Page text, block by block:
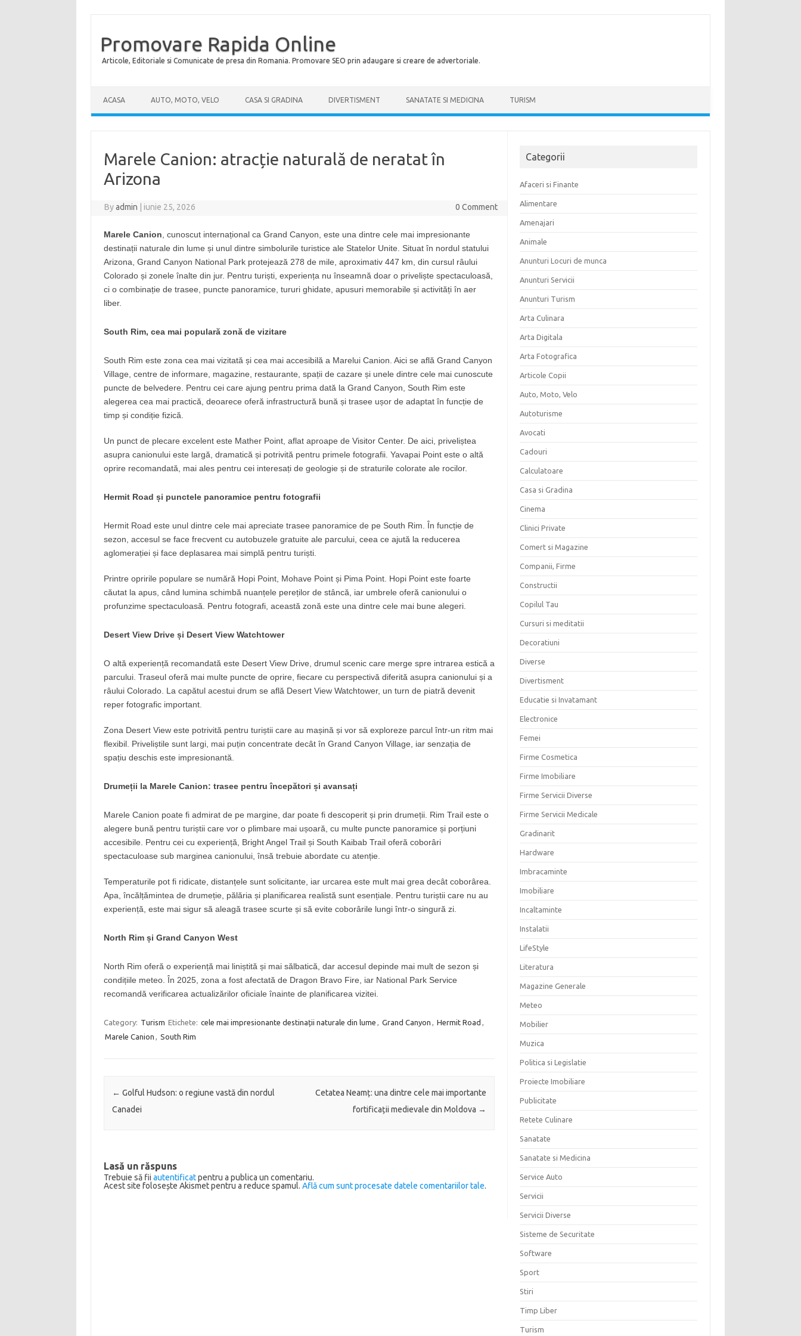
Promovare Rapida Online
Articole, Editoriale si Comunicate de presa din Romania. Promovare SEO prin adaugare si creare de advertoriale.
ACASA AUTO, MOTO, VELO CASA SI GRADINA DIVERTISMENT SANATATE SI MEDICINA TURISM
Marele Canion: atracție naturală de neratat în
Arizona
Byadmin iunie 25, 2026 0 Comment
Marele Canion , cunoscut internațional ca Grand Canyon, este una dintre cele mai impresionante
destinații naturale din lume și unul dintre simbolurile turistice ale Statelor Unite. Situat în nordul statului
Arizona, Grand Canyon National Park protejează 278 de mile, aproximativ 447 km, din cursul râului
Colorado și zonele înalte din jur. Pentru turiști, experiența nu înseamnă doar o priveliște spectaculoasă,
ci o combinație de trasee, puncte panoramice, tururi ghidate, apusuri memorabile și activități în aer
liber.
South Rim, cea mai populară zonă de vizitare
South Rim este zona cea mai vizitată și cea mai accesibilă a Marelui Canion. Aici se află Grand Canyon
Village, centre de informare, magazine, restaurante, spații de cazare și unele dintre cele mai cunoscute
puncte de belvedere. Pentru cei care ajung pentru prima dată la Grand Canyon, South Rim este
alegerea cea mai practică, deoarece oferă infrastructură bună și trasee ușor de adaptat în funcție de
timp și condiție fizică.
Un punct de plecare excelent este Mather Point, aflat aproape de Visitor Center. De aici, priveliștea
asupra canionului este largă, dramatică și potrivită pentru primele fotografii. Yavapai Point este o altă
oprire recomandată, mai ales pentru cei interesați de geologie și de straturile colorate ale rocilor.
Hermit Road și punctele panoramice pentru fotografii
Hermit Road este unul dintre cele mai apreciate trasee panoramice de pe South Rim. În funcție de
sezon, accesul se face frecvent cu autobuzele gratuite ale parcului, ceea ce ajută la reducerea
aglomerației și face deplasarea mai simplă pentru turiști.
Printre opririle populare se numără Hopi Point, Mohave Point și Pima Point. Hopi Point este foarte
căutat la apus, când lumina schimbă nuanțele pereților de stâncă, iar umbrele oferă canionului o
profunzime spectaculoasă. Pentru fotografi, această zonă este una dintre cele mai bune alegeri.
Desert View Drive și Desert View Watchtower
O altă experiență recomandată este Desert View Drive, drumul scenic care merge spre intrarea estică a
parcului. Traseul oferă mai multe puncte de oprire, fiecare cu perspectivă diferită asupra canionului și a
râului Colorado. La capătul acestui drum se află Desert View Watchtower, un turn de piatră devenit
reper fotografic important.
Zona Desert View este potrivită pentru turiștii care au mașină și vor să exploreze parcul într-un ritm mai
flexibil. Priveliștile sunt largi, mai puțin concentrate decât în Grand Canyon Village, iar senzația de
spațiu deschis este impresionantă.
Drumeții la Marele Canion: trasee pentru începători și avansați
Marele Canion poate fi admirat de pe margine, dar poate fi descoperit și prin drumeții. Rim Trail este o
alegere bună pentru turiștii care vor o plimbare mai ușoară, cu multe puncte panoramice și porțiuni
accesibile. Pentru cei cu experiență, Bright Angel Trail și South Kaibab Trail oferă coborâri
spectaculoase sub marginea canionului, însă trebuie abordate cu atenție.
Temperaturile pot fi ridicate, distanțele sunt solicitante, iar urcarea este mult mai grea decât coborârea.
Apa, încălțămintea de drumeție, pălăria și planificarea realistă sunt esențiale. Pentru turiștii care nu au
experiență, este mai sigur să aleagă trasee scurte și să evite coborârile lungi într-o singură zi.
North Rim și Grand Canyon West
North Rim oferă o experiență mai liniștită și mai sălbatică, dar accesul depinde mai mult de sezon și
condițiile meteo. În 2025, zona a fost afectată de Dragon Bravo Fire, iar National Park Service
recomandă verificarea actualizărilor oficiale înainte de planificarea vizitei.
Category: Turism Etichete: cele mai impresionante destinații naturale din lume , Grand Canyon , Hermit Road ,
Marele Canion , South Rim
Post navigation
← Golful Hudson: o regiune vastă din nordul
Canadei
Cetatea Neamț: una dintre cele mai importante
fortificații medievale din Moldova →
Lasă un răspuns
Trebuie să fii autentificatpentru a publica un comentariu.
Acest site folosește Akismet pentru a reduce spamul. Află cum sunt procesate datele comentariilor tale.
Categorii
Afaceri si Finante
Alimentare
Amenajari
Animale
Anunturi Locuri de munca
Anunturi Servicii
Anunturi Turism
Arta Culinara
Arta Digitala
Arta Fotografica
Articole Copii
Auto, Moto, Velo
Autoturisme
Avocati
Cadouri
Calculatoare
Casa si Gradina
Cinema
Clinici Private
Comert si Magazine
Companii, Firme
Constructii
Copilul Tau
Cursuri si meditatii
Decoratiuni
Diverse
Divertisment
Educatie si Invatamant
Electronice
Femei
Firme Cosmetica
Firme Imobiliare
Firme Servicii Diverse
Firme Servicii Medicale
Gradinarit
Hardware
Imbracaminte
Imobiliare
Incaltaminte
Instalatii
LifeStyle
Literatura
Magazine Generale
Meteo
Mobilier
Muzica
Politica si Legislatie
Proiecte Imobiliare
Publicitate
Retete Culinare
Sanatate
Sanatate si Medicina
Service Auto
Servicii
Servicii Diverse
Sisteme de Securitate
Software
Sport
Stiri
Timp Liber
Turism